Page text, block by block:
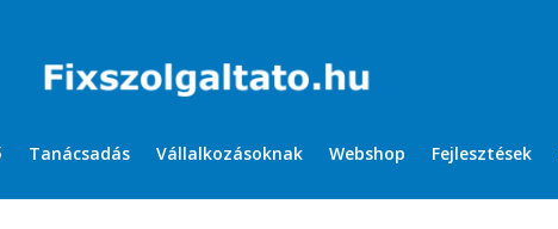
Tanácsadás Vállalkozásoknak Webshop Fejlesztések